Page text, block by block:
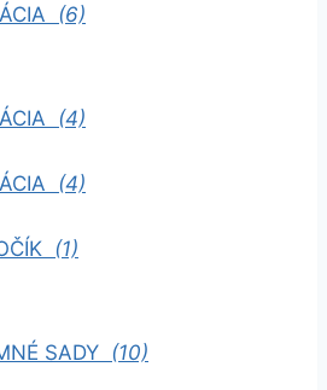
(6)
(4)
(4)
(1)
SADY (10)